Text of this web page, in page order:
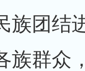
族团结
族群众